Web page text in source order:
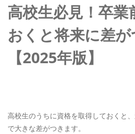
高校生必見！卒業
おくと将来に差
【2025年版】
高校生のうちに資格を取得しておくと
で大きな差がつきます。